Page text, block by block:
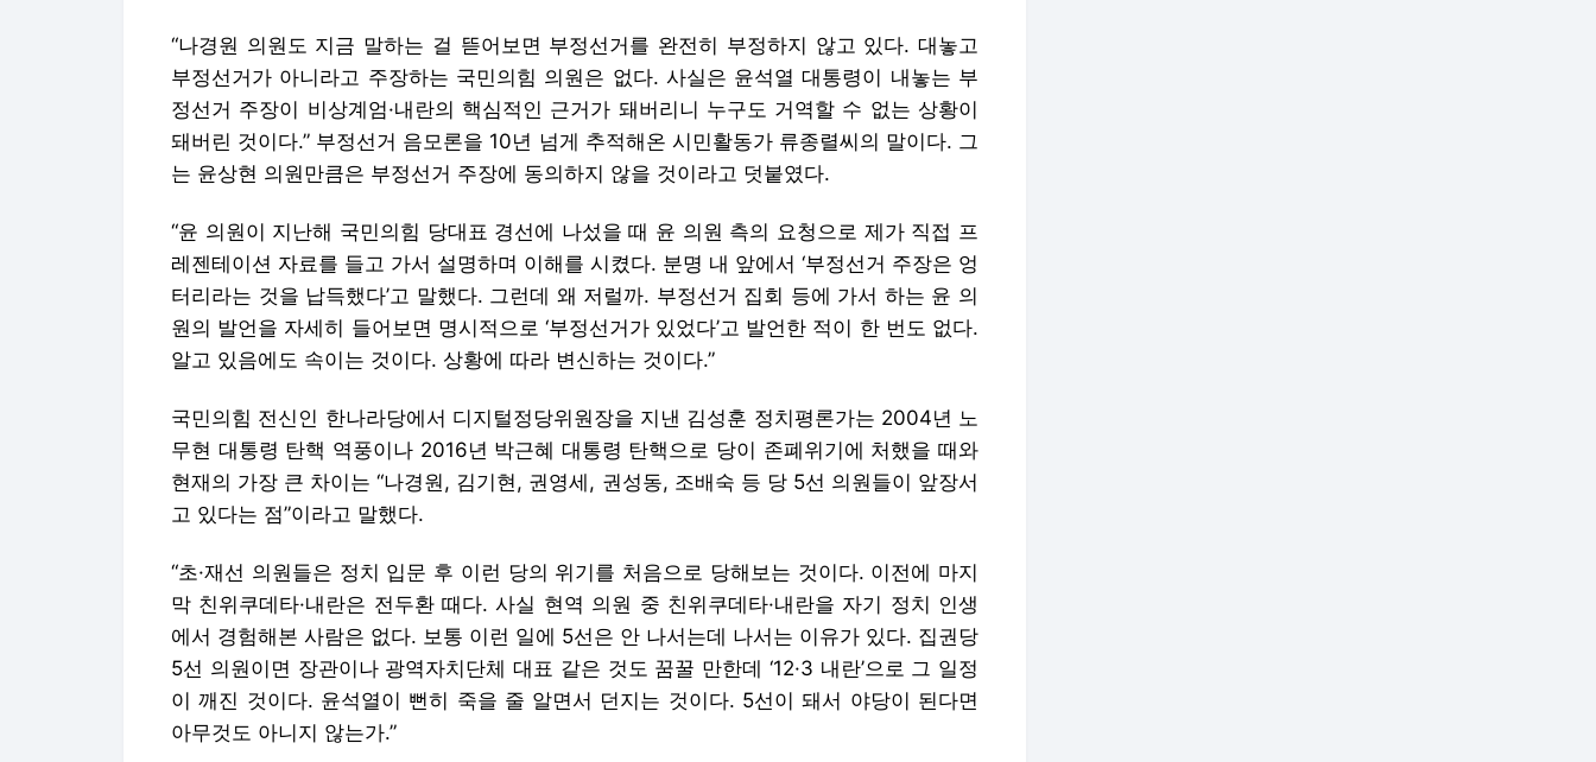
“나경원 의원도 지금 말하는 걸 뜯어보면 부정선거를 완전히 부정하지 않고 있다. 대놓고
부정선거가 아니라고 주장하는 국민의힘 의원은 없다. 사실은 윤석열 대통령이 내놓는 부
정선거 주장이 비상계엄·내란의 핵심적인 근거가 돼버리니 누구도 거역할 수 없는 상황이
돼버린 것이다.” 부정선거 음모론을 10년 넘게 추적해온 시민활동가 류종렬씨의 말이다. 그
는 윤상현 의원만큼은 부정선거 주장에 동의하지 않을 것이라고 덧붙였다.
“윤 의원이 지난해 국민의힘 당대표 경선에 나섰을 때 윤 의원 측의 요청으로 제가 직접 프
레젠테이션 자료를 들고 가서 설명하며 이해를 시켰다. 분명 내 앞에서 ‘부정선거 주장은 엉
터리라는 것을 납득했다’고 말했다. 그런데 왜 저럴까. 부정선거 집회 등에 가서 하는 윤 의
원의 발언을 자세히 들어보면 명시적으로 ‘부정선거가 있었다’고 발언한 적이 한 번도 없다.
알고 있음에도 속이는 것이다. 상황에 따라 변신하는 것이다.”
국민의힘 전신인 한나라당에서 디지털정당위원장을 지낸 김성훈 정치평론가는 2004년 노
무현 대통령 탄핵 역풍이나 2016년 박근혜 대통령 탄핵으로 당이 존폐위기에 처했을 때와
현재의 가장 큰 차이는 “나경원, 김기현, 권영세, 권성동, 조배숙 등 당 5선 의원들이 앞장서
고 있다는 점”이라고 말했다.
“초·재선 의원들은 정치 입문 후 이런 당의 위기를 처음으로 당해보는 것이다. 이전에 마지
막 친위쿠데타·내란은 전두환 때다. 사실 현역 의원 중 친위쿠데타·내란을 자기 정치 인생
에서 경험해본 사람은 없다. 보통 이런 일에 5선은 안 나서는데 나서는 이유가 있다. 집권당
5선 의원이면 장관이나 광역자치단체 대표 같은 것도 꿈꿀 만한데 ‘12·3 내란’으로 그 일정
이 깨진 것이다. 윤석열이 뻔히 죽을 줄 알면서 던지는 것이다. 5선이 돼서 야당이 된다면
아무것도 아니지 않는가.”